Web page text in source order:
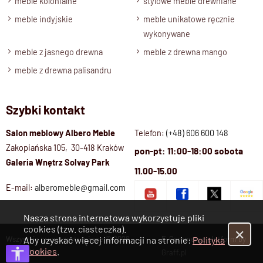
Styl
Meble kolonialne, Meble w stylu kolonialnym
Szerokość
100 cm.
Głębokość
45 cm.
Półki
meble indyjskie
meble unikatowe ręcznie
wykonywane
meble z jasnego drewna
meble z drewna mango
meble z drewna palisandru
Szybki kontakt
Salon meblowy Albero Meble
Zakopiańska 105, 30-418 Kraków
Galeria Wnętrz Solvay Park
Telefon: (+48) 606 600 148
pon-pt: 11:00-18:00 sobota
11.00-15.00
E-mail: alberomeble@gmail.com
Wszystkie prawa zastrzeżone © 2026
Albero Meble
E-Commerce platform by
Nasza strona internetowa wykorzystuje pliki
cookies (tzw. ciasteczka).
Aby uzyskać więcej informacji na stronie:Polityka
Cookies
✕